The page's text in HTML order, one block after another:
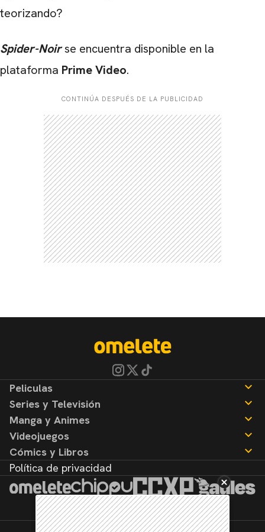
teorizando?
Spider-Noirse encuentra disponible en la
plataforma Prime Video.
CONTINÚA DESPUÉS DE LA PUBLICIDAD
Peliculas
Noticias
Reseñas
Series y Televisión
Noticias
Reseñas
Manga y Animes
Noticias
Reseñas
Videojuegos
Noticias
Reseñas
Cómics y Libros
Noticias
Reseñas
Política de privacidad